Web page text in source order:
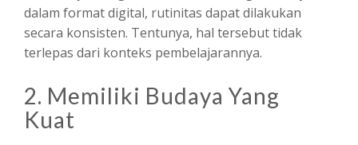
dalam format digital, rutinitas dapat dilakukan
secara konsisten. Tentunya, hal tersebut tidak
terlepas dari konteks pembelajarannya.
2. Memiliki Budaya Yang
Kuat